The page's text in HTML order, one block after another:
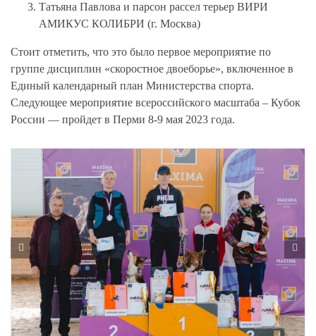
Татьяна Павлова и парсон рассел терьер ВИРИ
АМИКУС КОЛИБРИ (г. Москва)
Стоит отметить, что это было первое мероприятие по
группе дисциплин «скоростное двоеборье», включенное в
Единый календарный план Министерства спорта.
Следующее мероприятие всероссийского масштаба – Кубок
России — пройдет в Перми 8-9 мая 2023 года.